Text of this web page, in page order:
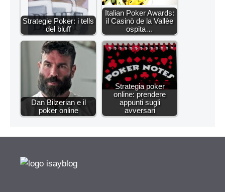
Strategie Poker: i tells
del bluff
Italian Poker Awards:
il Casinò de la Vallèe
ospita…
Dan Bilzerian e il
poker online
Strategia poker
online: prendere
appunti sugli
avversari